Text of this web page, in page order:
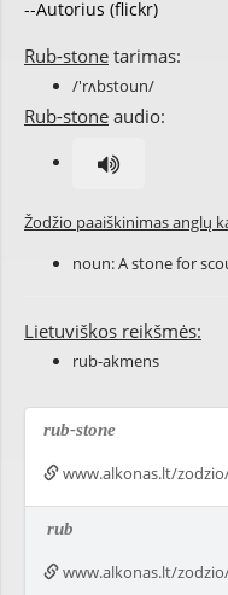
--Autorius (flickr)
Rub-stone tarimas:
/'rʌbstoun/
Rub-stone audio:
Žodžio paaiškinimas anglų
noun: A stone for
Lietuviškos reikšmės:
rub-akmens
rub-stone
www.alkonas.lt/
rub
www.alkonas.lt/